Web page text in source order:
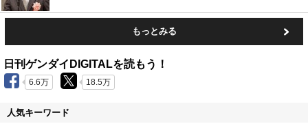
もっとみる
日刊ゲンダイDIGITALを読もう！
6.6万 18.5万
人気キーワード